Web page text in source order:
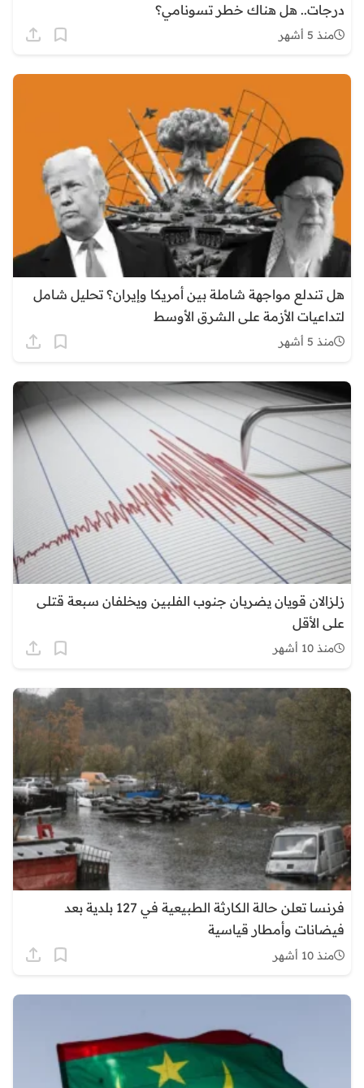
درجات.. هل هناك خطر تسونامي؟
منذ 5 أشهر
هل تندلع مواجهة شاملة بين أمريكا وإيران؟ تحليل شامل
لتداعيات الأزمة على الشرق الأوسط
منذ 5 أشهر
زلزالان قويان يضربان جنوب الفلبين ويخلفان سبعة قتلى
على الأقل
منذ 10 أشهر
فرنسا تعلن حالة الكارثة الطبيعية في 127 بلدية بعد
فيضانات وأمطار قياسية
منذ 10 أشهر